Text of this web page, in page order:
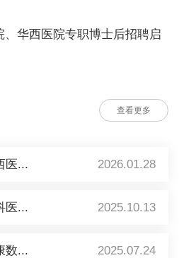
华西医院专职博士后招聘启
查看更多
医... 2026.01.28
医... 2025.10.13
数... 2025.07.24